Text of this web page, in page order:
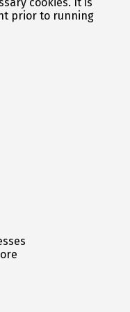
prior to running